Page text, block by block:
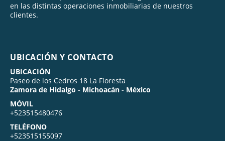
en las distintas operaciones inmobiliarias de nuestros
clientes.
UBICACIÓN Y CONTACTO
UBICACIÓN
Paseo de los Cedros 18 La Floresta
Zamora de Hidalgo - Michoacán - México
MÓVIL
+523515480476
TELÉFONO
+523515155097